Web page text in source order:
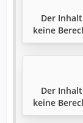
Der
keine
Der
keine